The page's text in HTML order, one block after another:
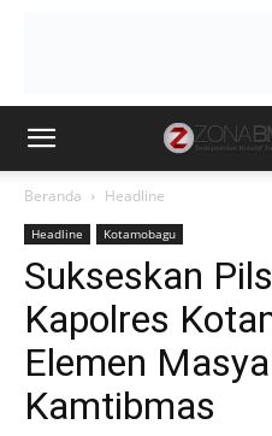
Beranda Headline
Headline Kotamobagu
Sukseskan
Kapolres
Elemen
Kamtibmas